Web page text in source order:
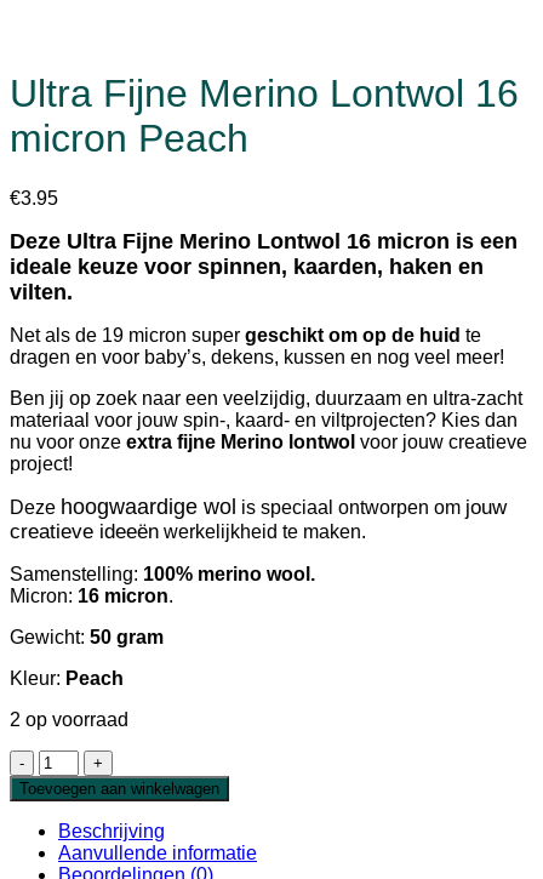
Ultra Fijne Merino Lontwol 16
micron Peach
€3.95
Deze Ultra Fijne Merino Lontwol 16 micron is een
ideale keuze voor spinnen, kaarden, haken en
vilten.
Net als de 19 micron super geschikt om op de huid te
dragen en voor baby’s, dekens, kussen en nog veel meer!
Ben jij op zoek naar een veelzijdig, duurzaam en ultra-zacht
materiaal voor jouw spin-, kaard- en viltprojecten? Kies dan
nu voor onze extra fijne Merino lontwol voor jouw creatieve
project!
Deze hoogwaardige wol is speciaal ontworpen om jouw
creatieve ideeën werkelijkheid te maken.
Samenstelling: 100% merino wool.
Micron: 16 micron.
Gewicht: 50 gram
Kleur: Peach
2 op voorraad
Ultra
Fijne
Merino
Lontwol
16
micron
Toevoegen aan winkelwagen
Beschrijving
Aanvullende informatie
Beoordelingen (0)